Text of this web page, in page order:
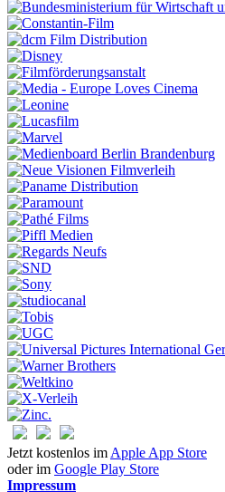
Jetzt kostenlos im Apple App Store
oder im Google Play Store
Impressum